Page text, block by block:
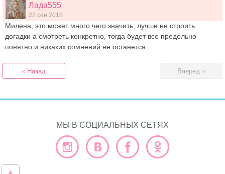
Лада555
22 сен 2018
Милена, это может много чего значить, лучше не строить
догадки а смотреть конкретно, тогда будет все предельно
понятно и никаких сомнений не останется.
« Назад Вперед »
МЫ В СОЦИАЛЬНЫХ СЕТЯХ
▲